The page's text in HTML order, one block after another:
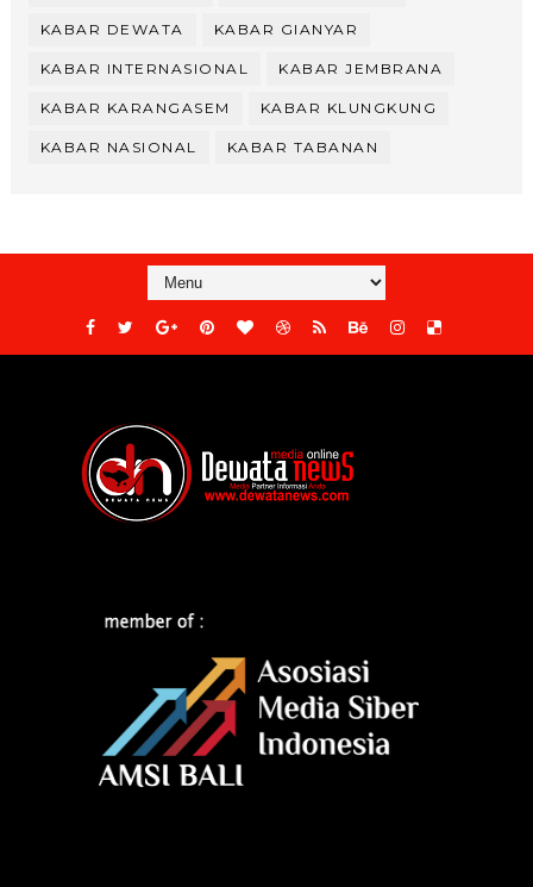
KABAR DEWATA KABAR GIANYAR
KABAR INTERNASIONAL KABAR JEMBRANA
KABAR KARANGASEM KABAR KLUNGKUNG
KABAR NASIONAL KABAR TABANAN